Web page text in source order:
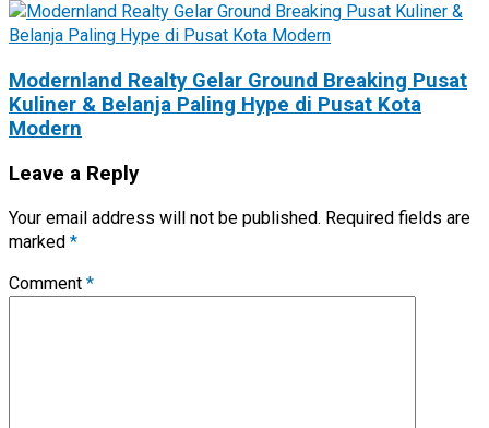
Modernland Realty Gelar Ground Breaking Pusat
Kuliner & Belanja Paling Hype di Pusat Kota
Modern
Leave a Reply
Your email address will not be published. Required fields are
marked *
Comment *